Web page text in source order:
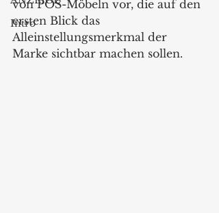
Intro
von POS-Möbeln vor, die auf den
ersten Blick das
Alleinstellungsmerkmal der
Marke sichtbar machen sollen.